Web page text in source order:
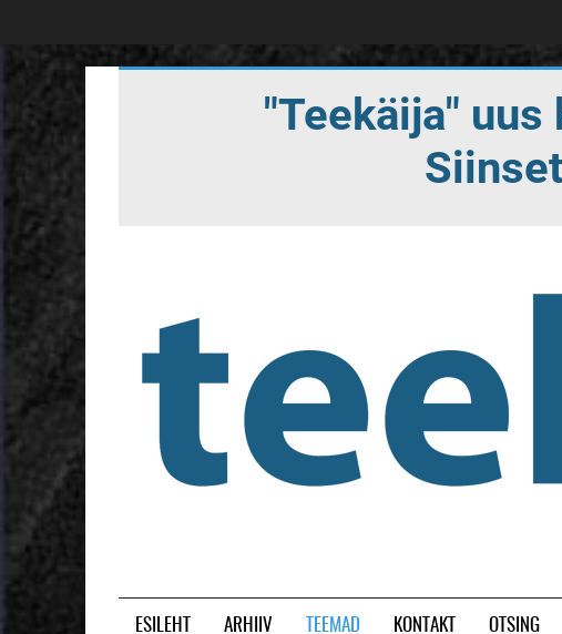
ESILEHT ARHIIV TEEMAD KONTAKT OTSING